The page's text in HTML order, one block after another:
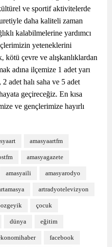
ve sportif aktivitelerde
daha kaliteli zaman
kalabilmelerine yardımcı
yeteneklerini
kötü çevre ve alışkanlıklardan
adına ilçemize 1 adet yarı
adet halı saha ve 5 adet
geçireceğiz. En kısa
ve gençlerimize hayırlı
amasyaartfm
amasyagazete
amasyaili amasyarodyo
artradyotelevizyon
çocuk
dünya eğitim
facebook